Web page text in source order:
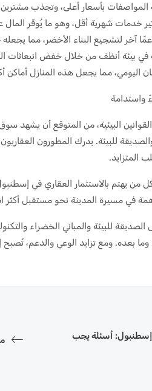
المواصفات بأسعار أعلى، وتجذب
خدمات شهرية أقل، وهو ما يُوفّر
آخر لتشجيع البناء الأخضر، مما يجعله
في بيئة أنظف من خلال خفض انبعاثات
اليومي، مما يجعل هذه المنازل أماكن
واستدامة
البيئية، من المتوقع أن يشهد
للبيئة. يدرك المطورون
المتزايد.
من يهتم بالاستثمار العقاري في
في مسيرة المدينة نحو مستقبل أكثر
الصديقة للبيئة والمباني الخضراء
العقارات في إسطنبول لعام 2026 وما بعده. ومع تزايد
إسطنبول: أسئلة يجب